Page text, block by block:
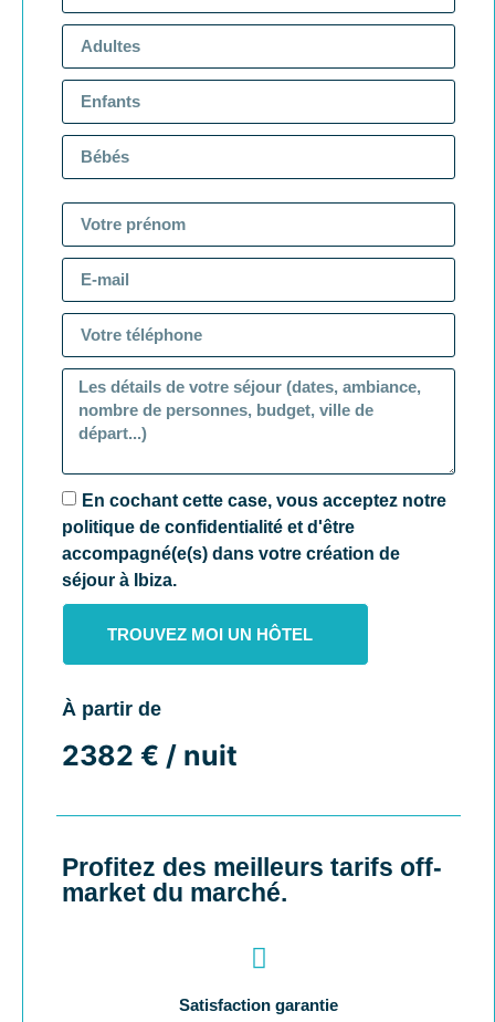
En cochant cette case, vous acceptez notre
politique de confidentialité et d'être
accompagné(e(s) dans votre création de
séjour à Ibiza.
TROUVEZ MOI UN HÔTEL
À partir de
2382 € / nuit
Profitez des meilleurs tarifs off-
market du marché.
Satisfaction garantie